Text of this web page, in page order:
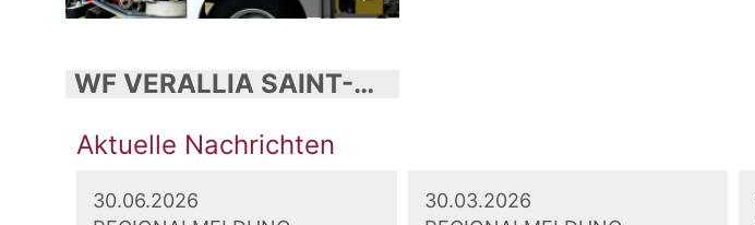
WF VERALLIA SAINT-GOBAIN OBERLAND AG
Aktuelle Nachrichten
30.06.2026
30.03.2026